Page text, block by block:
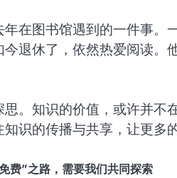
在图书馆遇到的一件事。
退休了，依然热爱阅读。
。知识的价值，或许并不
识的传播与共享，让更多
费”之路，需要我们共同探索